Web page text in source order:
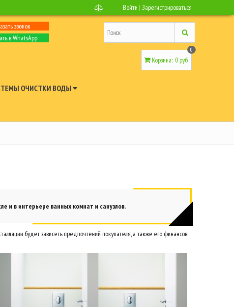
Войти | Зарегистрироваться
Корзина:
0
0 руб
звонок
в WhatsApp
ОЧИСТКИ ВОДЫ
и в интерьере ванных комнат и санузлов.
будет зависеть предпочтений покупателя, а также его финансов.